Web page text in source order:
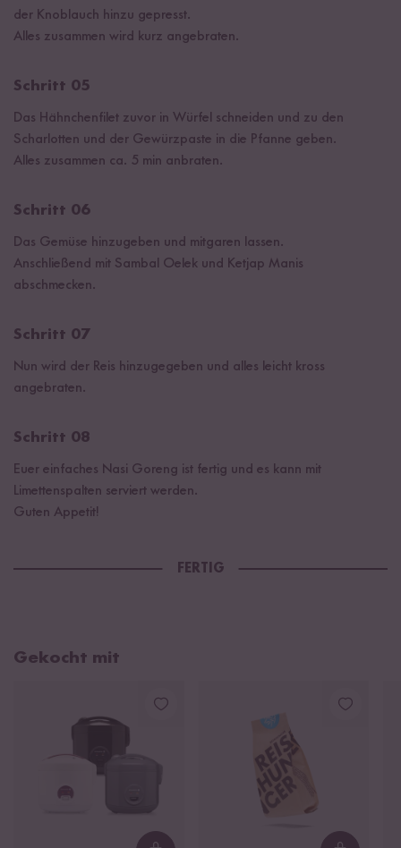
der Knoblauch hinzu gepresst.
Alles zusammen wird kurz angebraten.
Schritt 05
Das Hähnchenfilet zuvor in Würfel schneiden und zu den
Scharlotten und der Gewürzpaste in die Pfanne geben.
Alles zusammen ca. 5 min anbraten.
Schritt 06
Das Gemüse hinzugeben und mitgaren lassen.
Anschließend mit Sambal Oelek und Ketjap Manis
abschmecken.
Schritt 07
Nun wird der Reis hinzugegeben und alles leicht kross
angebraten.
Schritt 08
Euer einfaches Nasi Goreng ist fertig und es kann mit
Limettenspalten serviert werden.
Guten Appetit!
FERTIG
Gekocht mit